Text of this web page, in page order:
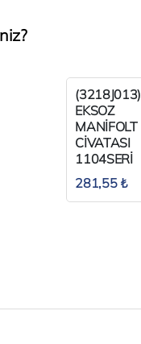
(3218J013)
EKSOZ
MANİFOLT
CİVATASI
1104SERİ
PERKİNS
281,55 ₺